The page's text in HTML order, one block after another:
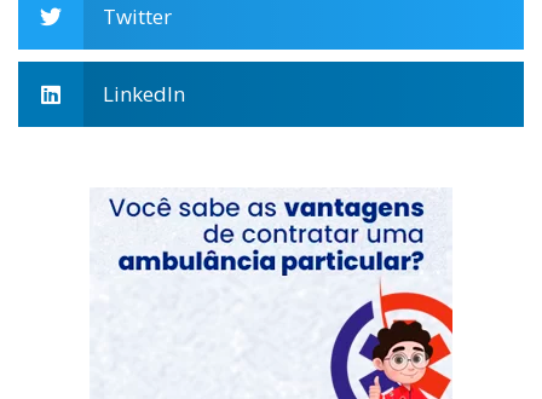
Twitter
LinkedIn